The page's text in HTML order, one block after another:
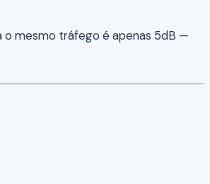
o mesmo tráfego é apenas 5dB —